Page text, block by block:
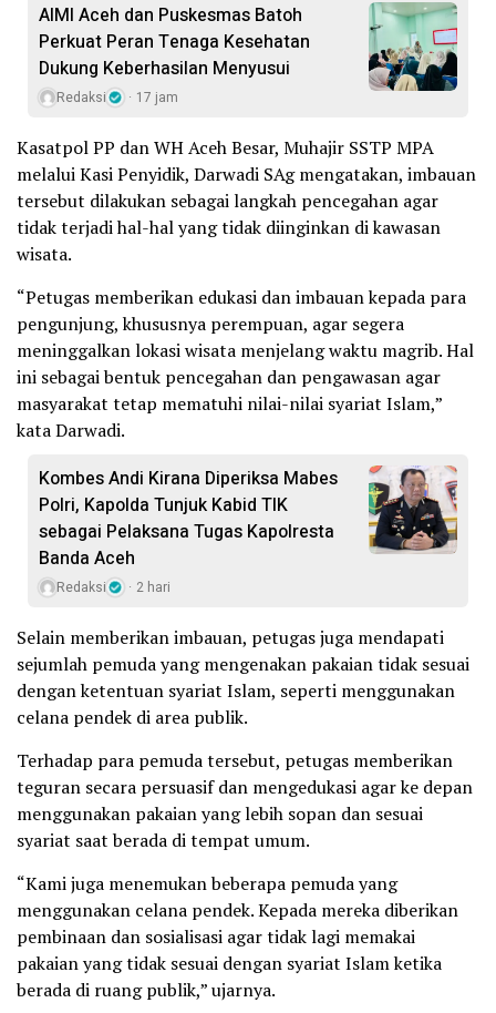
AIMI Aceh dan Puskesmas Batoh
Perkuat Peran Tenaga Kesehatan
Dukung Keberhasilan Menyusui
Redaksi 17 jam
Kasatpol PP dan WH Aceh Besar, Muhajir SSTP MPA
melalui Kasi Penyidik, Darwadi SAg mengatakan, imbauan
tersebut dilakukan sebagai langkah pencegahan agar
tidak terjadi hal-hal yang tidak diinginkan di kawasan
wisata.
“Petugas memberikan edukasi dan imbauan kepada para
pengunjung, khususnya perempuan, agar segera
meninggalkan lokasi wisata menjelang waktu magrib. Hal
ini sebagai bentuk pencegahan dan pengawasan agar
masyarakat tetap mematuhi nilai-nilai syariat Islam,”
kata Darwadi.
Kombes Andi Kirana Diperiksa Mabes
Polri, Kapolda Tunjuk Kabid TIK
sebagai Pelaksana Tugas Kapolresta
Banda Aceh
Redaksi 2 hari
Selain memberikan imbauan, petugas juga mendapati
sejumlah pemuda yang mengenakan pakaian tidak sesuai
dengan ketentuan syariat Islam, seperti menggunakan
celana pendek di area publik.
Terhadap para pemuda tersebut, petugas memberikan
teguran secara persuasif dan mengedukasi agar ke depan
menggunakan pakaian yang lebih sopan dan sesuai
syariat saat berada di tempat umum.
“Kami juga menemukan beberapa pemuda yang
menggunakan celana pendek. Kepada mereka diberikan
pembinaan dan sosialisasi agar tidak lagi memakai
pakaian yang tidak sesuai dengan syariat Islam ketika
berada di ruang publik,” ujarnya.